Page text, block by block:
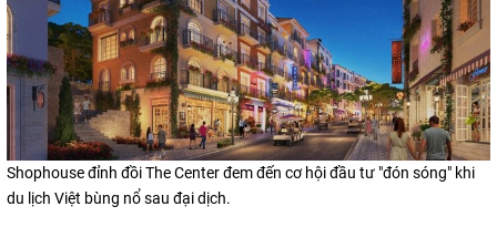
Shophouse đỉnh đồi The Center đem đến cơ hội đầu tư "đón sóng" khi
du lịch Việt bùng nổ sau đại dịch.